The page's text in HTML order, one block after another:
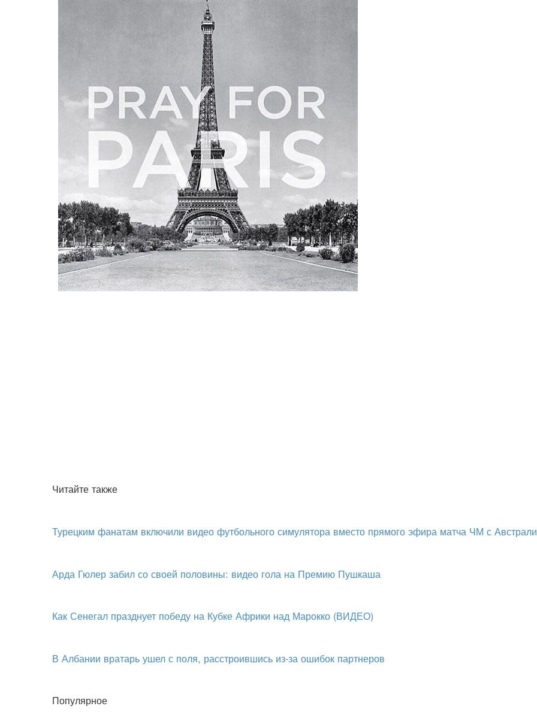
Читайте также
Турецким фанатам включили видео футбольного симулятора вместо прямого эфира матча ЧМ с
Арда Гюлер забил со своей половины: видео гола на Премию Пушкаша
Как Сенегал празднует победу на Кубке Африки над Марокко (ВИДЕО)
В Албании вратарь ушел с поля, расстроившись из-за ошибок партнеров
Популярное